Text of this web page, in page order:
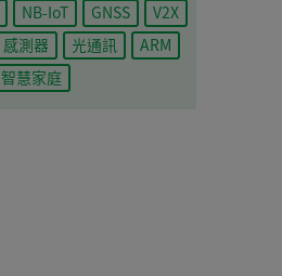
NB-IoT GNSS
V2X
感測器 光通訊
ARM
智慧家庭